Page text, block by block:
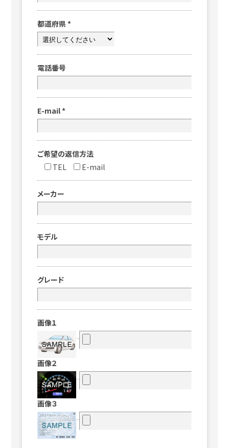
都道府県 *
電話番号
E-mail *
ご希望の返信方法
TEL
E-mail
メーカー
モデル
グレード
画像１
画像２
画像３